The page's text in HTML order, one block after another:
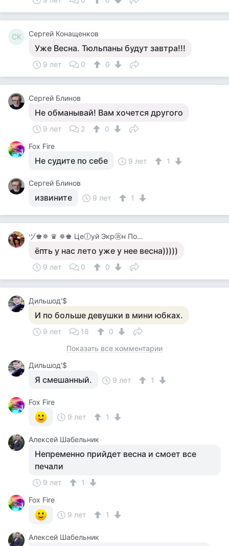
СК Сергей Конащенков
Уже Весна. Тюльпаны будут завтра!!!
9 лет 0 0
Сергей Блинов
Не обманывай! Вам хочется другого
9 лет 2
0
Fox Fire
Не судите по себе 9 лет 1
Сергей Блинов
извините 9 лет 1
ヅ♚✵ ♛ ✵♚ Цеⓛуй Экрⓐн Покⓐ On-Line♚✵ ♛✵ ♚
ёпть у нас лето уже у нее весна)))))
9 лет 0 0
Дильшод'$
И по больше девушки в мини юбках.
9 лет 18
0
Показать все комментарии
Дильшод'$
Я смешанный. 9 лет 1
Fox Fire
9 лет
1
Алексей Шабельник
Непременно прийдет весна и смоет все
печали
9 лет
1
Fox Fire
9 лет
1
Алексей Шабельник